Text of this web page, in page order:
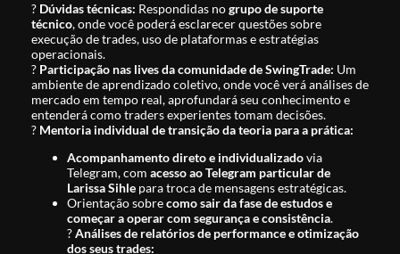
? Dúvidas técnicas: Respondidas nogrupo de suporte
técnico, onde você poderá esclarecer questões sobre
execução de trades, uso de plataformas e estratégias
operacionais.
? Participação nas lives da comunidade de SwingTrade: Um
ambiente de aprendizado coletivo, onde você verá análises de
mercado em tempo real, aprofundará seu conhecimento e
entenderá como traders experientes tomam decisões.
? Mentoria individual de transição da teoria para a prática:
Acompanhamento direto e individualizadovia
Telegram, com acesso ao Telegram particular de
Larissa Sihle para troca de mensagens estratégicas.
Orientação sobrecomo sair da fase de estudos e
começar a operar com segurança e consistência.
?Análises de relatórios de performance e otimização
dos seus trades: